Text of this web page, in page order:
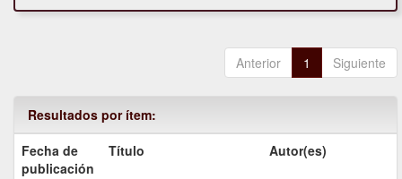
Anterior 1 Siguiente
Resultados por ítem:
Fecha de
publicación
Título Autor(es)